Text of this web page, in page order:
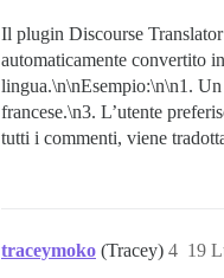
Il plugin Discourse
automaticamente convertito
lingua.\n\nEsempio:\n\n1.
francese.\n3. L’utente
tutti i commenti, viene
traceymoko (Tracey) 19
4